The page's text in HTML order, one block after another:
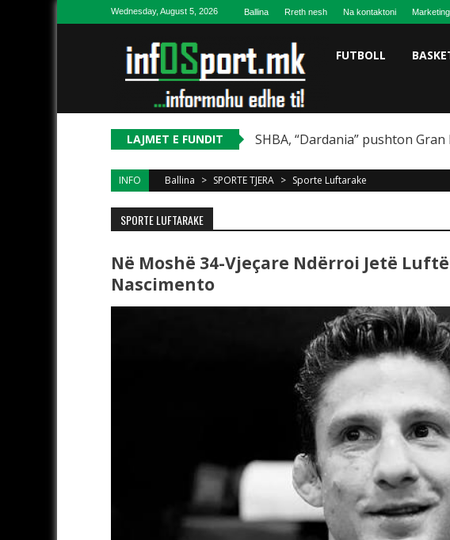
Skip to contentWednesday, August 5, 2026 Ballina Rreth nesh Na kontaktoni Marketing
FUTBOLL
LAJMET E FUNDIT SHBA, “Dardania” pushton
INFO Ballina > SPORTE TJERA > Sporte Luftarake
SPORTE LUFTARAKE
Në Moshë 34-Vjeçare Ndërroi Jetë
Nascimento